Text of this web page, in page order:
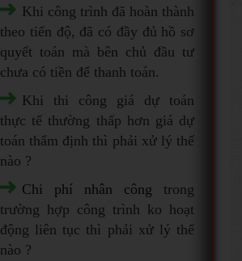
Khi công trình đã hoàn thành
theo tiến độ, đã có đầy đủ hồ sơ
quyết toán mà bên chủ đầu tư
chưa có tiền để thanh toán.
Khi thi công giá dự toán
thực tế thường thấp hơn giá dự
toán thẩm định thì phải xử lý thế
nào ?
Chi phí nhân công trong
trường hợp công trình ko hoạt
động liên tục thì phải xử lý thế
nào ?